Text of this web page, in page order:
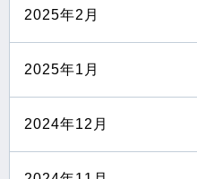
2025年2月
2025年1月
2024年12月